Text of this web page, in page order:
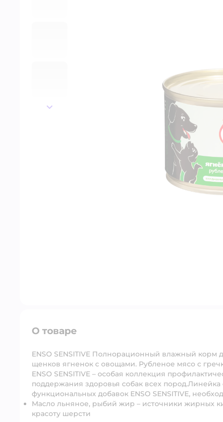
далее
О товаре
ENSO SENSITIVE Полнорационный влажный корм
щенков ягненок с овощами. Рубленое мясо с
ENSO SENSITIVE – особая коллекция
поддержания здоровья собак всех
функциональных добавок ENSO SENSITIVE,
Масло льняное, рыбий жир – источники жирных
красоту шерсти